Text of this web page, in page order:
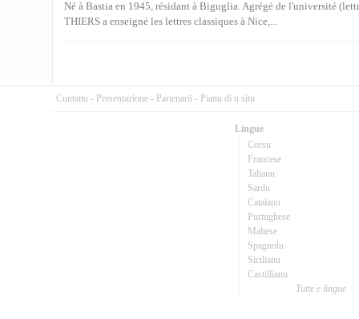
Né à Bastia en 1945, résidant à Biguglia. Agrégé de l'université
THIERS a enseigné les lettres classiques à Nice,...
Cuntattu - Presentazione - Partenarii - Pianu di u situ
Lingue
Corsu
Francese
Talianu
Sardu
Catalanu
Purtughese
Maltese
Spagnolu
Sicilianu
Castillianu
Tutte e lingue